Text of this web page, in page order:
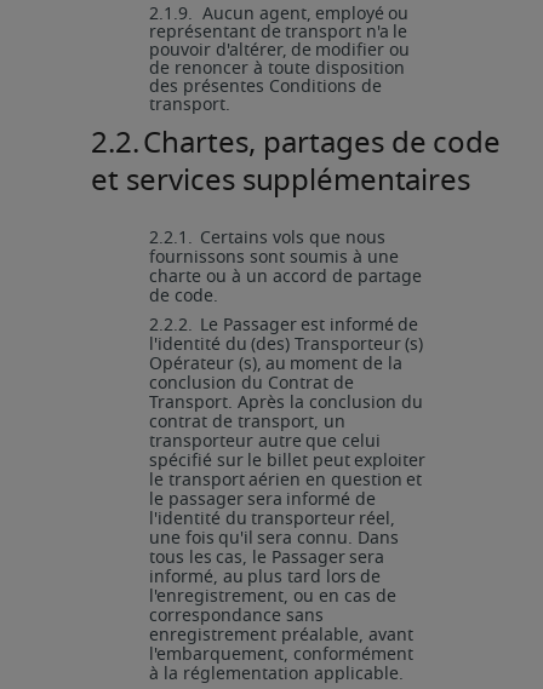
2.1.9. Aucun agent, employé ou
représentant de transport n'a le
pouvoir d'altérer, de modifier ou
de renoncer à toute disposition
des présentes Conditions de
transport.
2.2.Chartes, partagesdecode
et servicessupplémentaires
2.2.1. Certains vols que nous
fournissons sont soumis à une
charte ou à un accord de partage
de code.
2.2.2. Le Passagerest informé de
l'identité du (des)Transporteur(s)
Opérateur(s),au moment de la
conclusion du Contrat de
Transport. Après la conclusion du
contrat de transport, un
transporteurautre que celui
spécifié surle billet peut exploiter
le transportaérien en question et
le passager sera informé de
l'identité dutransporteurréel,
une fois qu'il sera connu. Dans
tous les cas, le Passager sera
informé, au plus tard lors de
l'enregistrement, ou en cas de
correspondance sans
enregistrement préalable, avant
l'embarquement, conformément
à la réglementation applicable.